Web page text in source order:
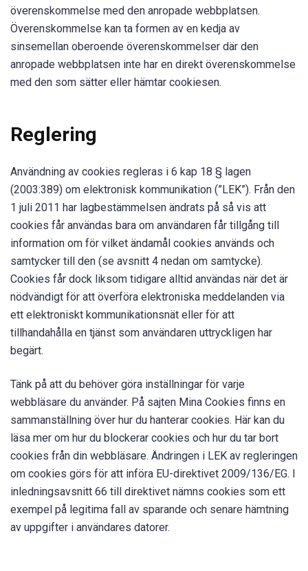
överenskommelse med den anropade webbplatsen.
Överenskommelse kan ta formen av en kedja av
sinsemellan oberoende överenskommelser där den
anropade webbplatsen inte har en direkt överenskommelse
med den som sätter eller hämtar cookiesen.
Reglering
Användning av cookies regleras i 6 kap 18 § lagen
(2003:389) om elektronisk kommunikation (”LEK”). Från den
1 juli 2011 har lagbestämmelsen ändrats på så vis att
cookies får användas bara om användaren får tillgång till
information om för vilket ändamål cookies används och
samtycker till den (se avsnitt 4 nedan om samtycke).
Cookies får dock liksom tidigare alltid användas när det är
nödvändigt för att överföra elektroniska meddelanden via
ett elektroniskt kommunikationsnät eller för att
tillhandahålla en tjänst som användaren uttryckligen har
begärt.
Tänk på att du behöver göra inställningar för varje
webbläsare du använder. På sajten Mina Cookies finns en
sammanställning över hur du hanterar cookies. Här kan du
läsa mer om hur du blockerar cookies och hur du tar bort
cookies från din webbläsare. Ändringen i LEK av regleringen
om cookies görs för att införa EU-direktivet 2009/136/EG. I
inledningsavsnitt 66 till direktivet nämns cookies som ett
exempel på legitima fall av sparande och senare hämtning
av uppgifter i användares datorer.